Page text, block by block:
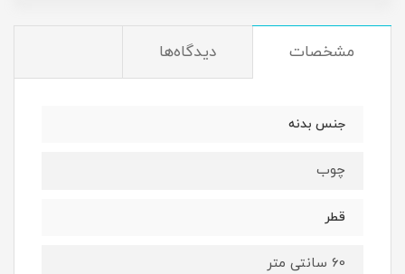
مشخصات دیدگاه‌ها
جنس بدنه
چوب
قطر
60 سانتی متر